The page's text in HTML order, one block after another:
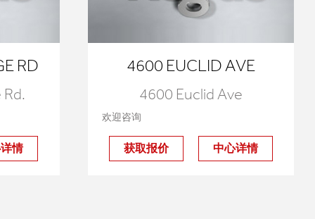
RD
情
4600 EUCLID AVE
4600 Euclid Ave
欢迎咨询
获取报价 中心详情